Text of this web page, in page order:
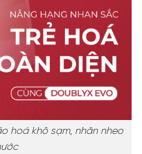
hoá khô sạm, nhăn nheo